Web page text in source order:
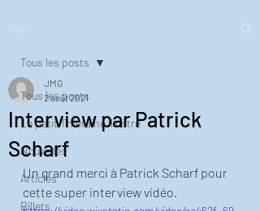
Tous les posts
Le petit Thiéfaine illustré
Nouvelles
Articles
Billets
Tous les posts
Interview par Patrick
Scharf
JMG
2 août 2021
Un grand merci à Patrick Scharf pour
cette super interview vidéo.